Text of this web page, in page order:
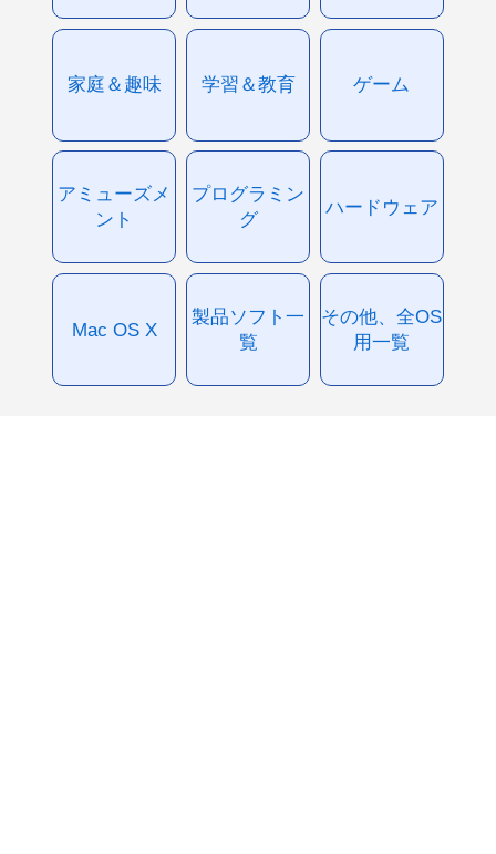
家庭＆趣味 学習＆教育 ゲーム
アミューズメ
ント
プログラミン
グ
ハードウェア
Mac OS X
製品ソフト一
覧
その他、全OS
用一覧